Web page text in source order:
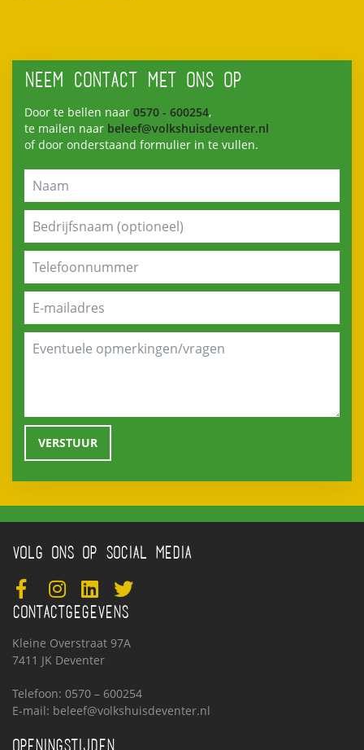
NEEM CONTACT MET ONS OP
Door te bellen naar 0570 - 600254,
te mailen naar beleef@volkshuisdeventer.nl
of door onderstaand formulier in te vullen.
VOLG ONS OP SOCIAL MEDIA
CONTACTGEGEVENS
Kleine Overstraat 97A
7411 JK Deventer
Telefoon: 0570 – 600254
E-mail: beleef@volkshuisdeventer.nl